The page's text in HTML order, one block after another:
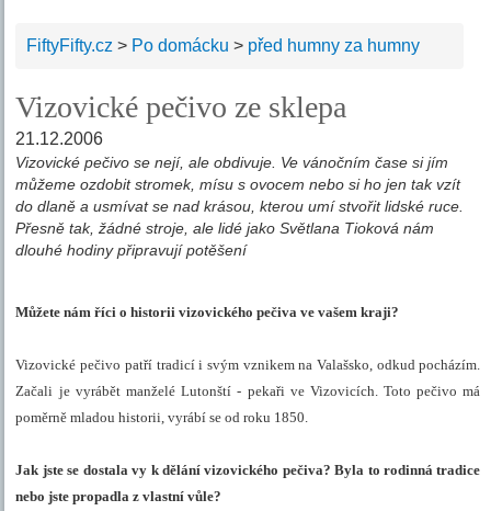
FiftyFifty.cz > Po domácku > před humny za humny
Vizovické pečivo ze sklepa
21.12.2006
Vizovické pečivo se nejí, ale obdivuje. Ve vánočním čase si jím
můžeme ozdobit stromek, mísu s ovocem nebo si ho jen tak vzít
do dlaně a usmívat se nad krásou, kterou umí stvořit lidské ruce.
Přesně tak, žádné stroje, ale lidé jako Světlana Tioková nám
dlouhé hodiny připravují potěšení
Můžete nám říci o historii vizovického pečiva ve vašem kraji?
Vizovické pečivo patří tradicí i svým vznikem na Valašsko, odkud pocházím.
Začali je vyrábět manželé Lutonští - pekaři ve Vizovicích. Toto pečivo má
poměrně mladou historii, vyrábí se od roku 1850.
Jak jste se dostala vy k dělání vizovického pečiva? Byla to rodinná tradice
nebo jste propadla z vlastní vůle?